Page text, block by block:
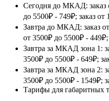
Сегодня до МКАД: заказ
до 5500₽ - 749₽; заказ
Завтра до МКАД: заказ
от 3500₽ до 5500₽ -
Завтра за МКАД зона 1:
3500₽ до 5500₽ - 649₽;
Завтра за МКАД зона 2:
3500₽ до 5500₽ - 1549₽;
Тарифы для габаритных